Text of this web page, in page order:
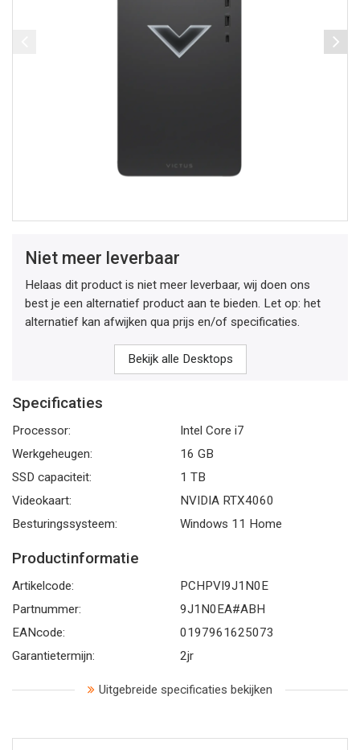
Niet meer leverbaar
Helaas dit product is niet meer leverbaar, wij doen ons
best je een alternatief product aan te bieden. Let op: het
alternatief kan afwijken qua prijs en/of specificaties.
Bekijk alle Desktops
Specificaties
Processor:
Intel Core i7
Werkgeheugen:
16 GB
SSD capaciteit:
1 TB
Videokaart:
NVIDIA RTX4060
Besturingssysteem:
Windows 11 Home
Productinformatie
Artikelcode:
PCHPVI9J1N0E
Partnummer:
9J1N0EA#ABH
EANcode:
0197961625073
Garantietermijn:
2jr
Uitgebreide specificaties bekijken